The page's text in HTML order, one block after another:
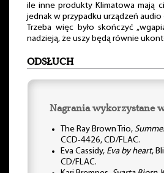
ile inne produkty Klimatowa mają
jednak w przypadku urządzeń
Trzeba więc było skończyć
nadzieją, że uszy będą równie
ODSŁUCH
Nagrania wykorzystane
The Ray Brown Trio,
CCD-4426, CD/FLAC.
Eva Cassidy, Eva by heart,
CD/FLAC.